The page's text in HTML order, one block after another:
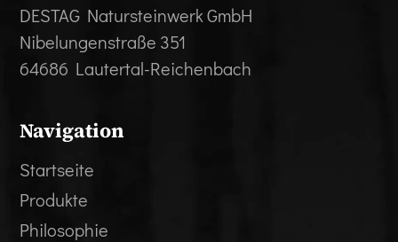
DESTAG Natursteinwerk GmbH
Nibelungenstraße 351
64686 Lautertal-Reichenbach
Navigation
Startseite
Produkte
Philosophie